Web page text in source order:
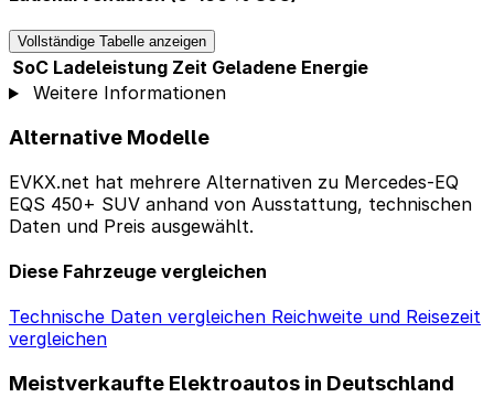
Vollständige Tabelle anzeigen
SoC Ladeleistung Zeit Geladene Energie
Weitere Informationen
Alternative Modelle
EVKX.net hat mehrere Alternativen zu Mercedes-EQ
EQS 450+ SUV anhand von Ausstattung, technischen
Daten und Preis ausgewählt.
Diese Fahrzeuge vergleichen
Technische Daten vergleichen Reichweite und Reisezeit
vergleichen
Meistverkaufte Elektroautos in Deutschland